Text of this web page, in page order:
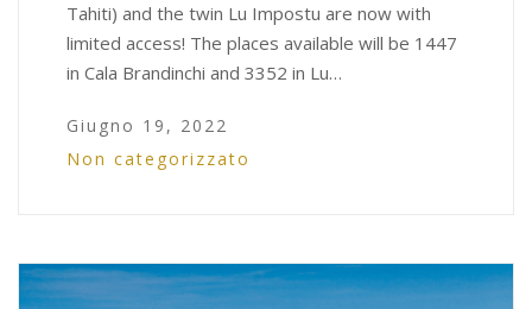
Tahiti) and the twin Lu Impostu are now with
limited access! The places available will be 1447
in Cala Brandinchi and 3352 in Lu…
Giugno 19, 2022
Non categorizzato